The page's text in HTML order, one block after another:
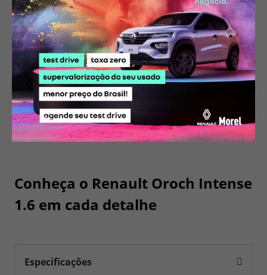
* Imagens meramente ilustrativas. Alguns itens apresentados poderão
não estar disponíveis nas versões. Preços sugeridos e válidos até
31/08/2026. Os preços poderão ser modificados sem aviso prévio.
Consulte e confirme todas as informações com um de nossos
vendedores.
Compartilhe essa oferta:
Conheça o Renault Oroch Intense
1.6 em cada detalhe
Especificações